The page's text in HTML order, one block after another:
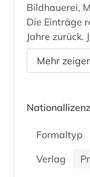
Bildhauerei,
Die Einträge
Jahre zurück.
Mehr
Nationallizenz
Formaltyp
Verlag